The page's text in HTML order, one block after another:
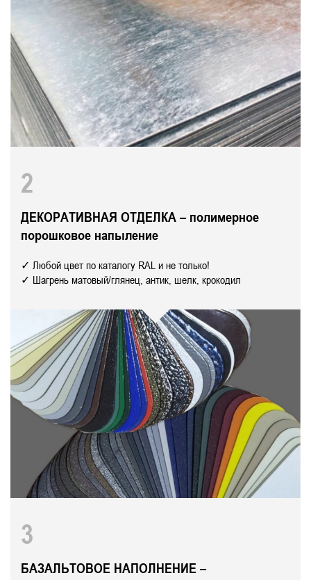
2
ДЕКОРАТИВНАЯ ОТДЕЛКА – полимерное
порошковое напыление
✓ Любой цвет по каталогу RAL и не только!
✓ Шагрень матовый/глянец, антик, шелк, крокодил
3
БАЗАЛЬТОВОЕ НАПОЛНЕНИЕ –